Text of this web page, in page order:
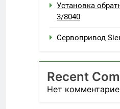
Установка
3/8040
Сервопривод
Recent
Нет